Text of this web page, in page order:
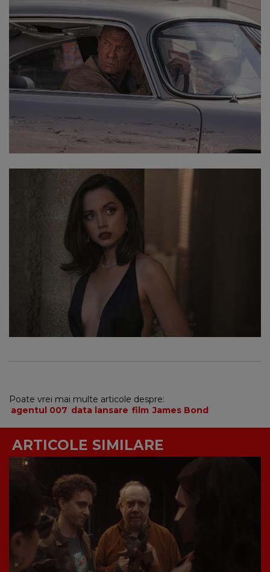
Poate vrei mai multe articole despre:
agentul 007 data lansare film James Bond
ARTICOLE SIMILARE